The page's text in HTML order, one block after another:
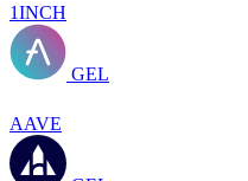
1INCH
GEL
AAVE